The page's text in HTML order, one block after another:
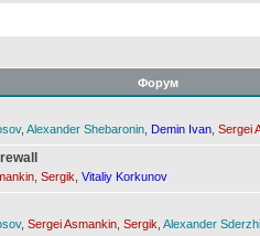
Форум
, Alexander Shebaronin Demin Ivan Sergei
Sergik Vitaliy Korkunov
, Sergei Asmankin Sergik Alexander